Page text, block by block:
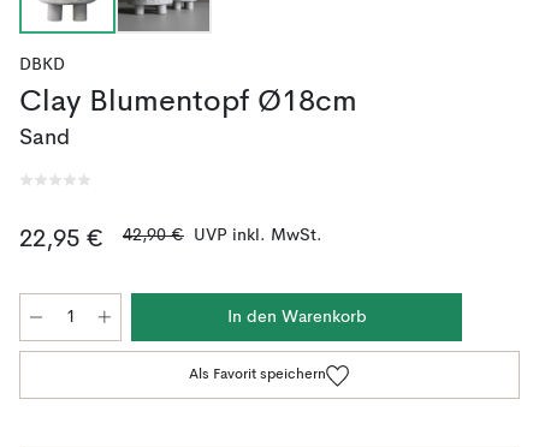
DBKD
Clay Blumentopf Ø18cm
Sand
22,95 € 42,90 € UVP inkl. MwSt.
In den Warenkorb
Als Favorit speichern